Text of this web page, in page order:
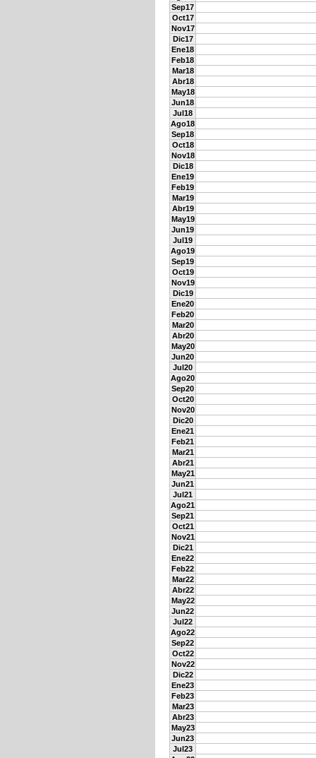
Sep17
Oct17
Nov17
Dic17
Ene18
Feb18
Mar18
Abr18
May18
Jun18
Jul18
Ago18
Sep18
Oct18
Nov18
Dic18
Ene19
Feb19
Mar19
Abr19
May19
Jun19
Jul19
Ago19
Sep19
Oct19
Nov19
Dic19
Ene20
Feb20
Mar20
Abr20
May20
Jun20
Jul20
Ago20
Sep20
Oct20
Nov20
Dic20
Ene21
Feb21
Mar21
Abr21
May21
Jun21
Jul21
Ago21
Sep21
Oct21
Nov21
Dic21
Ene22
Feb22
Mar22
Abr22
May22
Jun22
Jul22
Ago22
Sep22
Oct22
Nov22
Dic22
Ene23
Feb23
Mar23
Abr23
May23
Jun23
Jul23